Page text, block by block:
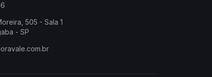
505 - Sala 1
- SP